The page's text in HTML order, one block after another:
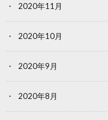
2020年11月
2020年10月
2020年9月
2020年8月